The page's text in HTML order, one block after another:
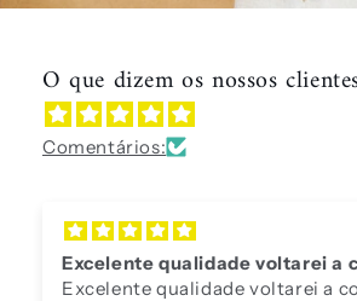
O que dizem os nossos
Comentários:
Excelente qualidade voltarei a
Excelente qualidade voltarei a